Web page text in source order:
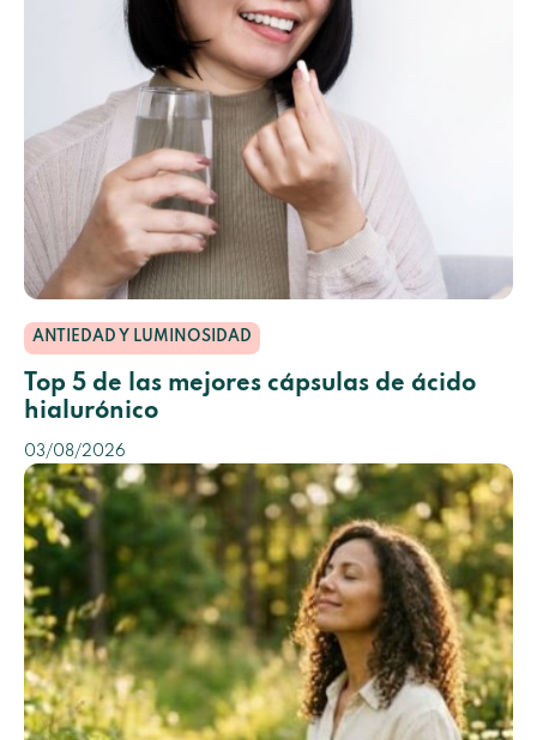
ANTIEDAD Y LUMINOSIDAD
Top 5 de las mejores cápsulas de ácido
hialurónico
03/08/2026